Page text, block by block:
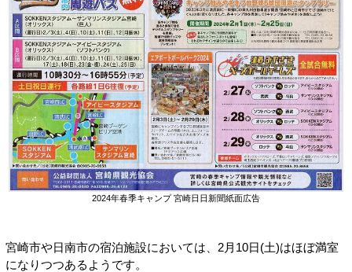
2024年春季キャンプ 宮崎日日新聞紙面広告
宮崎市や日南市の宿泊施設においては、2月10日(土)はほぼ満室
になりつつあるようです。